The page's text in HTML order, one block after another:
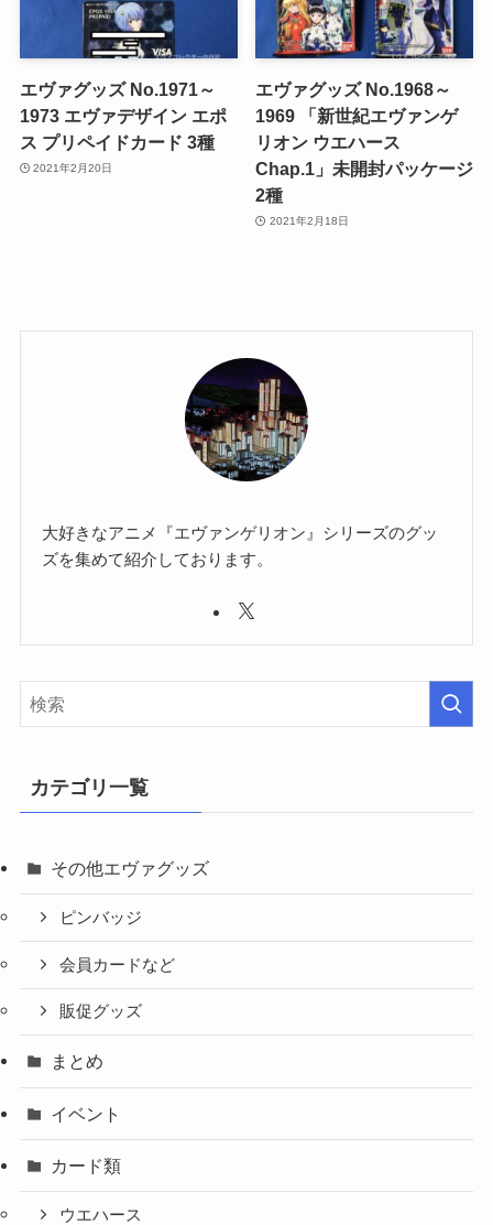
エヴァグッズ No.1971～
1973 エヴァデザイン エポ
ス プリペイドカード 3種
2021年2月20日
エヴァグッズ No.1968～
1969 「新世紀エヴァンゲ
リオン ウエハース
Chap.1」未開封パッケージ
2種
2021年2月18日
大好きなアニメ『エヴァンゲリオン』シリーズのグッ
ズを集めて紹介しております。
カテゴリ一覧
その他エヴァグッズ
ピンバッジ
会員カードなど
販促グッズ
まとめ
イベント
カード類
ウエハース